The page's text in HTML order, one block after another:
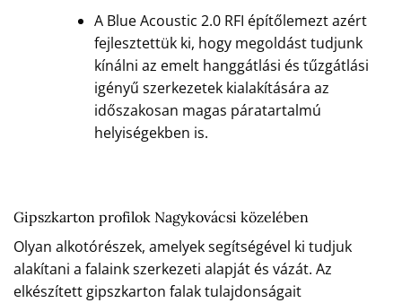
A Blue Acoustic 2.0 RFI építőlemezt azért
fejlesztettük ki, hogy megoldást tudjunk
kínálni az emelt hanggátlási és tűzgátlási
igényű szerkezetek kialakítására az
időszakosan magas páratartalmú
helyiségekben is.
Gipszkarton profilok Nagykovácsi közelében
Olyan alkotórészek, amelyek segítségével ki tudjuk
alakítani a falaink szerkezeti alapját és vázát. Az
elkészített gipszkarton falak tulajdonságait